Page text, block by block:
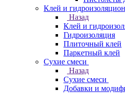
Клей и
Назад
Клей и
Гидроизоляция
Плиточный клей
Паркетный клей
Сухие смеси
Назад
Сухие смеси
Добавки и